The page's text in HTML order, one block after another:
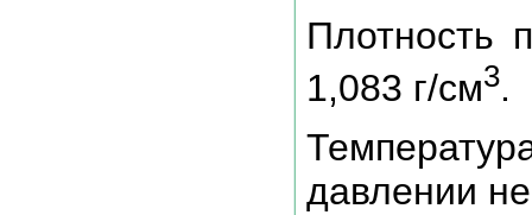
Плотность
1,083 г/см3.
давлении